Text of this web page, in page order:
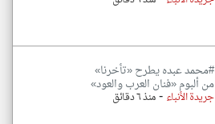
#محمد عبده يطرح «تأخرنا»
من ألبوم «فنان العرب والعود‬»
جريدة الأنباء -منذ ٦ دقائق